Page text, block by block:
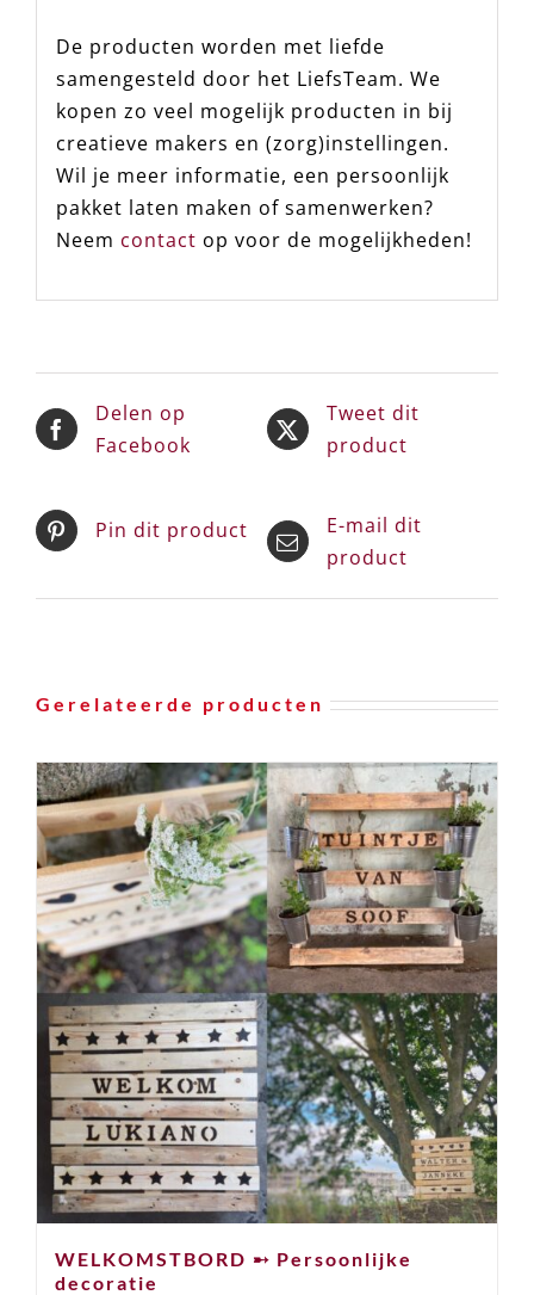
De producten worden met liefde
samengesteld door het LiefsTeam. We
kopen zo veel mogelijk producten in bij
creatieve makers en (zorg)instellingen.
Wil je meer informatie, een persoonlijk
pakket laten maken of samenwerken?
Neem contact op voor de mogelijkheden!
Delen op
Facebook
Tweet dit
product
Pin dit product
E-mail dit
product
Gerelateerde producten
WELKOMSTBORD ➸ Persoonlijke
decoratie